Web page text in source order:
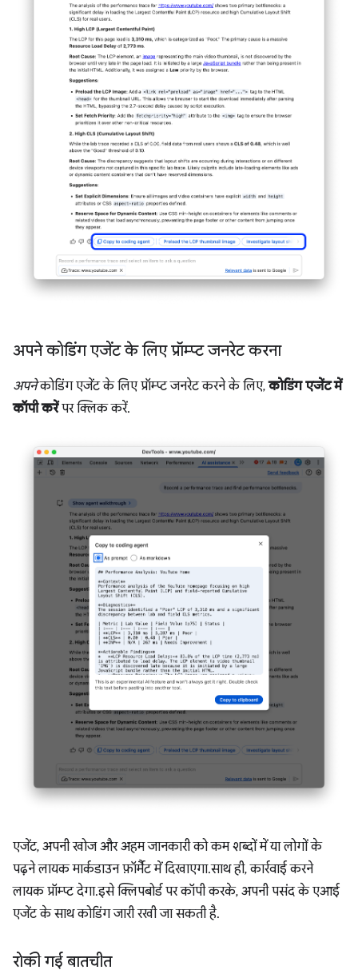
अपने कोडिंग एजेंट के लिए प्रॉम्प्ट जनरेट करना
अपनेकोडिंग एजेंट के लिए प्रॉम्प्ट जनरेट करने के लिए,कोडिंग एजेंट में
कॉपी करेंपर क्लिक करें.
एजेंट, अपनी खोज और अहम जानकारी को कम शब्दों में या लोगों के
पढ़ने लायक मार्कडाउन फ़ॉर्मैट में दिखाएगा. साथ ही, कार्रवाई करने
लायक प्रॉम्प्ट देगा. इसे क्लिपबोर्ड पर कॉपी करके, अपनी पसंद के एआई
एजेंट के साथ कोडिंग जारी रखी जा सकती है.
रोकी गई बातचीत